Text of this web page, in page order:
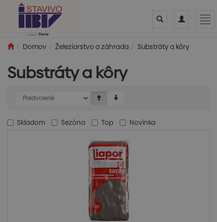
Toggle
Toggle
Domov
Železiarstvo a záhrada Substráty a kôry
Substráty a kôry
Skladom Sezóna Top Novinka